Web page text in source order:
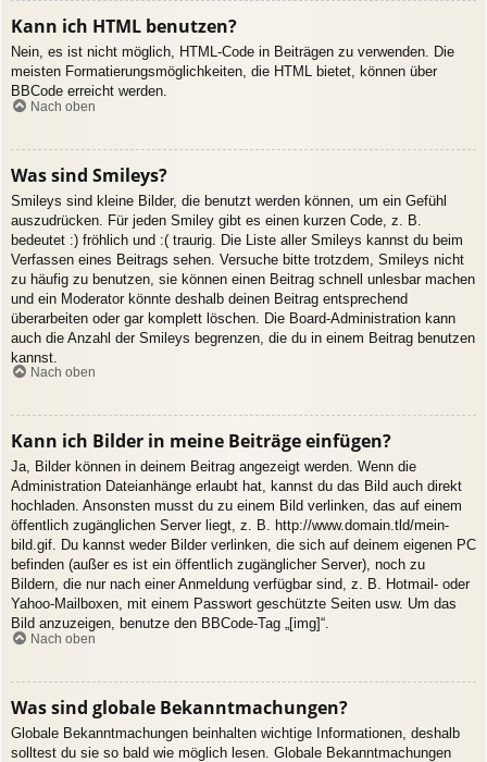
Kann ich HTML benutzen?
Nein, es ist nicht möglich, HTML-Code in Beiträgen zu verwenden. Die
meisten Formatierungsmöglichkeiten, die HTML bietet, können über
BBCode erreicht werden.
Nach oben
Was sind Smileys?
Smileys sind kleine Bilder, die benutzt werden können, um ein Gefühl
auszudrücken. Für jeden Smiley gibt es einen kurzen Code, z. B.
bedeutet :) fröhlich und :( traurig. Die Liste aller Smileys kannst du beim
Verfassen eines Beitrags sehen. Versuche bitte trotzdem, Smileys nicht
zu häufig zu benutzen, sie können einen Beitrag schnell unlesbar machen
und ein Moderator könnte deshalb deinen Beitrag entsprechend
überarbeiten oder gar komplett löschen. Die Board-Administration kann
auch die Anzahl der Smileys begrenzen, die du in einem Beitrag benutzen
kannst.
Nach oben
Kann ich Bilder in meine Beiträge einfügen?
Ja, Bilder können in deinem Beitrag angezeigt werden. Wenn die
Administration Dateianhänge erlaubt hat, kannst du das Bild auch direkt
hochladen. Ansonsten musst du zu einem Bild verlinken, das auf einem
öffentlich zugänglichen Server liegt, z. B. http://www.domain.tld/mein-
bild.gif. Du kannst weder Bilder verlinken, die sich auf deinem eigenen PC
befinden (außer es ist ein öffentlich zugänglicher Server), noch zu
Bildern, die nur nach einer Anmeldung verfügbar sind, z. B. Hotmail- oder
Yahoo-Mailboxen, mit einem Passwort geschützte Seiten usw. Um das
Bild anzuzeigen, benutze den BBCode-Tag „[img]“.
Nach oben
Was sind globale Bekanntmachungen?
Globale Bekanntmachungen beinhalten wichtige Informationen, deshalb
solltest du sie so bald wie möglich lesen. Globale Bekanntmachungen